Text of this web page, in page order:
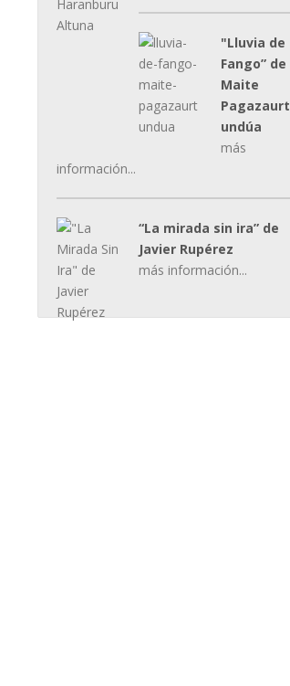
"Lluvia de
Fango” de
Maite
Pagazaurt
undúa
más
información...
“La mirada sin ira” de
Javier Rupérez
más información...